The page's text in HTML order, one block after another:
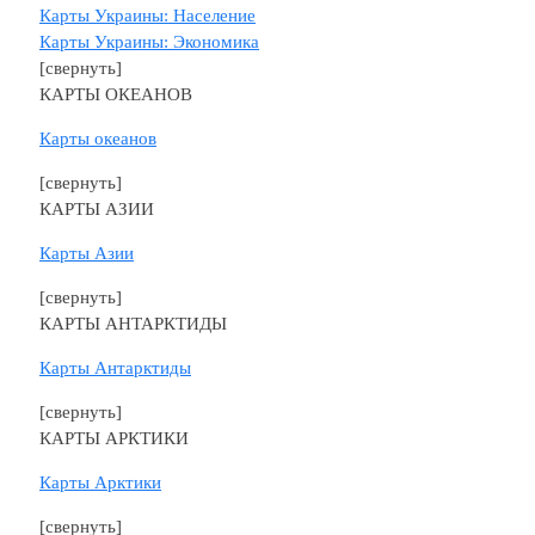
Карты Украины: Население
Карты Украины: Экономика
[свернуть]
КАРТЫ ОКЕАНОВ
Карты океанов
[свернуть]
КАРТЫ АЗИИ
Карты Азии
[свернуть]
КАРТЫ АНТАРКТИДЫ
Карты Антарктиды
[свернуть]
КАРТЫ АРКТИКИ
Карты Арктики
[свернуть]